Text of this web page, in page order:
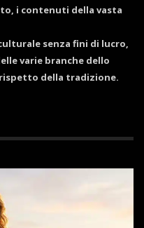
i contenuti della vasta
senza fini di lucro,
varie branche dello
della tradizione.